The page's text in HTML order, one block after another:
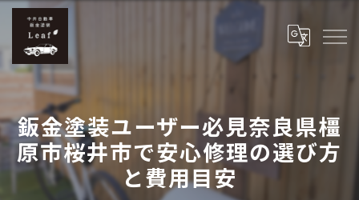
鈑金塗装ユーザー必見奈良県橿
原市桜井市で安心修理の選び方
と費用目安